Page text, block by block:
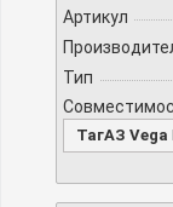
Артикул
Тип
ТагАЗ Vega